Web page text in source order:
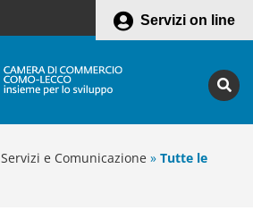
Servizi on line
Servizi e Comunicazione » Tutte le